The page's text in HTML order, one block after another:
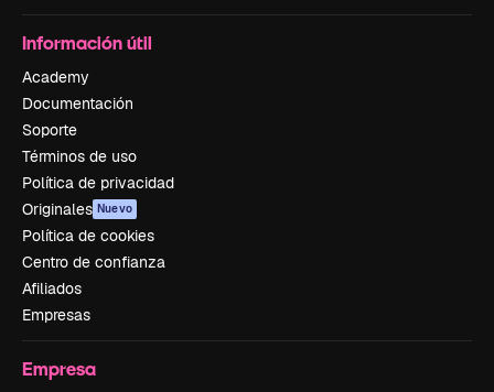
Información útil
Academy
Documentación
Soporte
Términos de uso
Política de privacidad
Originales Nuevo
Política de cookies
Centro de confianza
Afiliados
Empresas
Empresa